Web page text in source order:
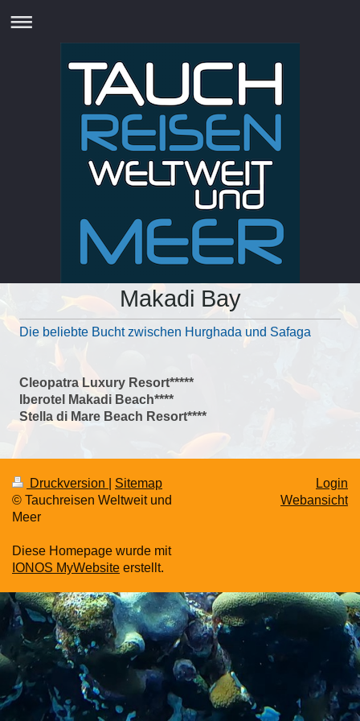
Makadi Bay
Die beliebte Bucht zwischen Hurghada und Safaga
Cleopatra Luxury Resort*****
Iberotel Makadi Beach****
Stella di Mare Beach Resort****
Druckversion
Sitemap
© Tauchreisen Weltweit und
Meer
Diese Homepage wurde mit
IONOS MyWebsite erstellt.
Login
Webansicht